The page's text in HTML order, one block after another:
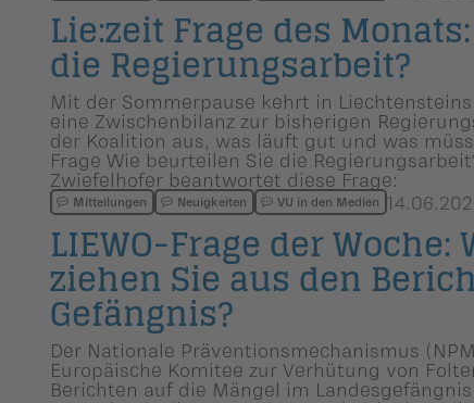
Lie:zeit Frage des
die Regierungs­ar­beit?
Mit der Sommerpause kehrt in
eine Zwischenbilanz zur bisherigen
der Koalition aus, was läuft gut und was
Frage Wie beurteilen Sie die
Zwiefelhofer beantwortet diese Frage:
Mitteilungen Neuigkeiten VU in den Medien
LIEWO-Frage der
ziehen Sie aus den
Gefängnis?
Der Nationale Präventionsmechanismus
Europäische Komitee zur Verhütung von
Berichten auf die Mängel im